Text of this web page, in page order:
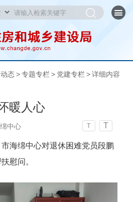
态 > 专题专栏 > 党建专栏 > 详细内容
暖人心
中心 T T
市海绵中心对退休困难党员段鹏
慰问。